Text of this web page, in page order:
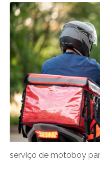
serviço de motoboy